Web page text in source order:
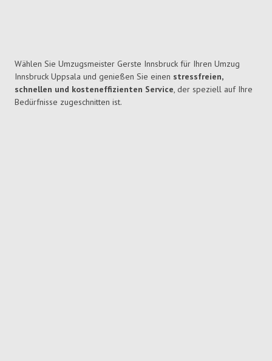
Wählen Sie Umzugsmeister Gerste Innsbruck für Ihren Umzug
Innsbruck Uppsala und genießen Sie einen stressfreien,
schnellen und kosteneffizienten Service, der speziell auf Ihre
Bedürfnisse zugeschnitten ist.